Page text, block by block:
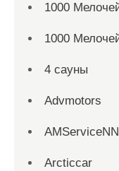
1000
1000
4 сауны
Advmotors
AMServiceNN
Arcticcar